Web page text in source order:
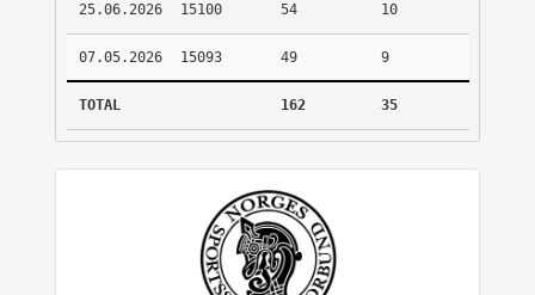
25.06.2026 15100 54 10
07.05.2026 15093 49 9
TOTAL 162 35